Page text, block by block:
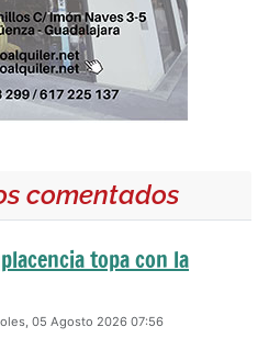
comentados
topa con la
05 Agosto 2026 07:56